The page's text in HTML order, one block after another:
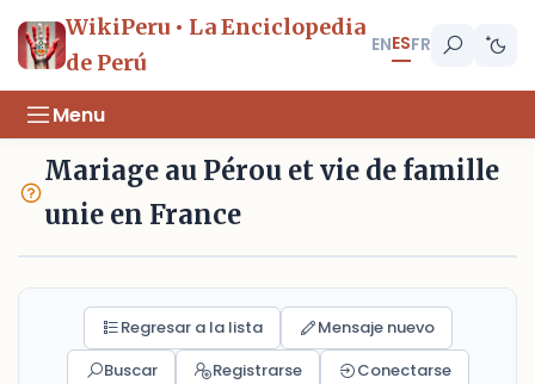
WikiPeru • La Enciclopedia
de Perú
ENESFR
Menu
Mariage au Pérou et vie de famille
unie en France
Regresar a la lista
Mensaje nuevo
Buscar
Registrarse
Conectarse